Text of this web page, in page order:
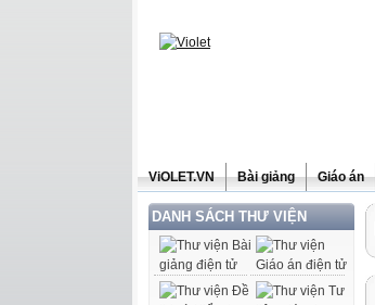
ViOLET.VN Bài giảng Giáo án
DANH SÁCH THƯ VIỆN